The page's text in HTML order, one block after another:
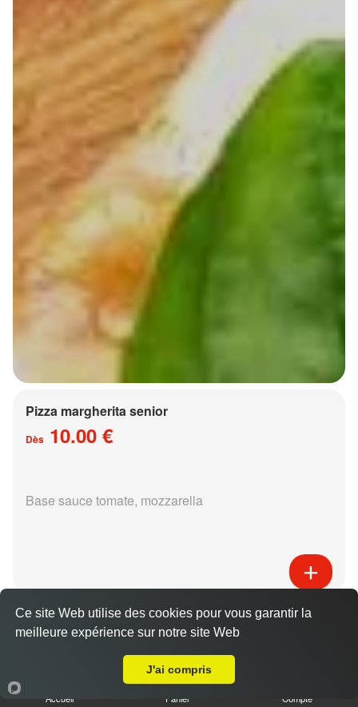
Pizza margherita senior
Dès 10.00 €
Base sauce tomate, mozzarella
Pizza régina senior
Dès15.00 €
Base sauce tomate, mozzarella, jambon,
Accueil Panier Compte
Ce site Web utilise des cookies pour vous garantir la
meilleure expérience sur notre site Web
J'ai compris